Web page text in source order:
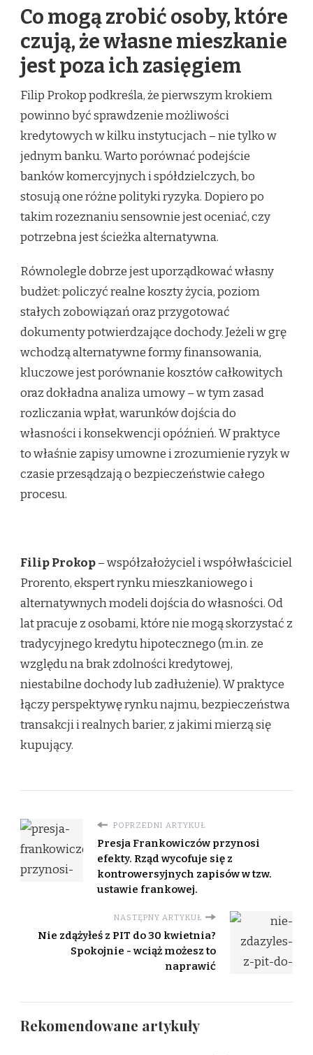
Co mogą zrobić osoby, które
czują, że własne mieszkanie
jest poza ich zasięgiem
Filip Prokop podkreśla, że pierwszym krokiem
powinno być sprawdzenie możliwości
kredytowych w kilku instytucjach – nie tylko w
jednym banku. Warto porównać podejście
banków komercyjnych i spółdzielczych, bo
stosują one różne polityki ryzyka. Dopiero po
takim rozeznaniu sensownie jest oceniać, czy
potrzebna jest ścieżka alternatywna.
Równolegle dobrze jest uporządkować własny
budżet: policzyć realne koszty życia, poziom
stałych zobowiązań oraz przygotować
dokumenty potwierdzające dochody. Jeżeli w grę
wchodzą alternatywne formy finansowania,
kluczowe jest porównanie kosztów całkowitych
oraz dokładna analiza umowy – w tym zasad
rozliczania wpłat, warunków dojścia do
własności i konsekwencji opóźnień. W praktyce
to właśnie zapisy umowne i zrozumienie ryzyk w
czasie przesądzają o bezpieczeństwie całego
procesu.
Filip Prokop– współzałożyciel i współwłaściciel
Prorento, ekspert rynku mieszkaniowego i
alternatywnych modeli dojścia do własności. Od
lat pracuje z osobami, które nie mogą skorzystać z
tradycyjnego kredytu hipotecznego (m.in. ze
względu na brak zdolności kredytowej,
niestabilne dochody lub zadłużenie). W praktyce
łączy perspektywę rynku najmu, bezpieczeństwa
transakcji i realnych barier, z jakimi mierzą się
kupujący.
POPRZEDNI ARTYKUŁ
Presja Frankowiczów przynosi
efekty. Rząd wycofuje się z
kontrowersyjnych zapisów w tzw.
ustawie frankowej.
NASTĘPNY ARTYKUŁ
Nie zdążyłeś z PIT do 30 kwietnia?
Spokojnie - wciąż możesz to
naprawić
Rekomendowane artykuły